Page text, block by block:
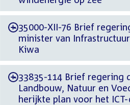
-35000-XII-76 Brief
minister van
Kiwa
-33835-114 Brief regering
Landbouw, Natuur en
herijkte plan voor het